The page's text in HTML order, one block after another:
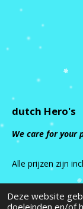
Deze website
doeleinden en/of
dutch Hero's
We care for your
Alle prijzen zijn
Alle rechten van